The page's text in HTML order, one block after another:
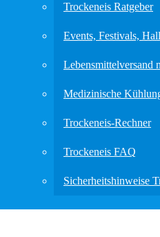
Trockeneis Ratgeber
Events, Festivals,
Lebensmittelversand
Medizinische
Trockeneis-Rechner
Trockeneis FAQ
Sicherheitshinweise